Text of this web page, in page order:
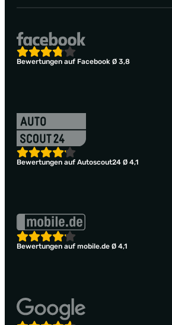
Bewertungen auf Facebook Ø 3,8
Bewertungen auf Autoscout24 Ø 4,1
Bewertungen auf mobile.de Ø 4,1